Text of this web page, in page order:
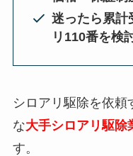
迷ったら累計
リ110番を検
シロアリ駆除を依頼
な大手シロアリ駆除
す。